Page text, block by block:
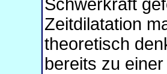
Schwerkraft
Zeitdilatation
theoretisch
bereits zu